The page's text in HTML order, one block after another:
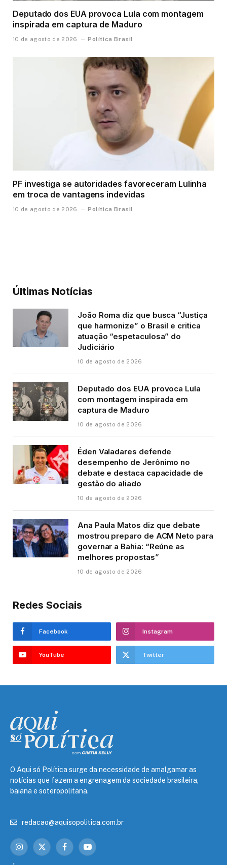
Deputado dos EUA provoca Lula com montagem
inspirada em captura de Maduro
10 de agosto de 2026 Política Brasil
PF investiga se autoridades favoreceram Lulinha
em troca de vantagens indevidas
10 de agosto de 2026 Política Brasil
Últimas Notícias
João Roma diz que busca “Justiça
que harmonize” o Brasil e critica
atuação “espetaculosa” do
Judiciário
10 de agosto de 2026
Deputado dos EUA provoca Lula
com montagem inspirada em
captura de Maduro
10 de agosto de 2026
Éden Valadares defende
desempenho de Jerônimo no
debate e destaca capacidade de
gestão do aliado
10 de agosto de 2026
Ana Paula Matos diz que debate
mostrou preparo de ACM Neto para
governar a Bahia: “Reúne as
melhores propostas”
10 de agosto de 2026
Redes Sociais
Facebook Instagram
YouTube Twitter
O Aqui só Política surge da necessidade de amalgamar as
notícias que fazem a engrenagem da sociedade brasileira,
baiana e soteropolitana.
redacao@aquisopolitica.com.br
Instagram
X
FacebookYouTube